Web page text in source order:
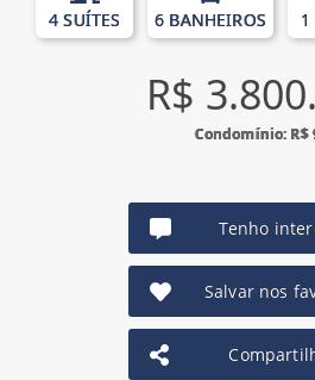
4 SUÍTES 6 BANHEIROS 1
R$
Condomínio: R$
Tenho
Salvar nos